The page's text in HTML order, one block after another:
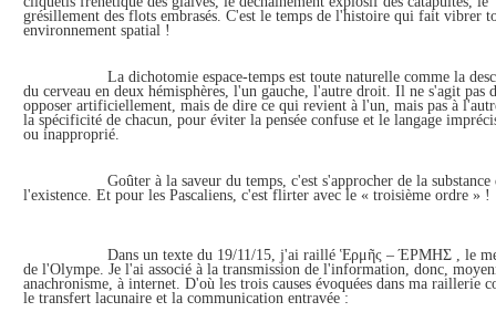
grésillement des flots embrasés. C'est le temps de l'histoire qui fait vibrer
environnement spatial !
La dichotomie espace-temps est toute naturelle comme la
du cerveau en deux hémisphères, l'un gauche, l'autre droit. Il ne s'agit pas
opposer artificiellement, mais de dire ce qui revient à l'un, mais pas à
la spécificité de chacun, pour éviter la pensée confuse et le langage
ou inapproprié.
Goûter à la saveur du temps, c'est s'approcher de la substance
l'existence. Et pour les Pascaliens, c'est flirter avec le « troisième ordre » !
Dans un texte du 19/11/15, j'ai raillé Ἑρμῆς – ΈΡΜΗΣ , le
de l'Olympe. Je l'ai associé à la transmission de l'information, donc,
anachronisme, à internet. D'où les trois causes évoquées dans ma raillerie
le transfert lacunaire et la communication entravée :